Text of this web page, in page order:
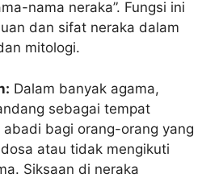
nama neraka”. Fungsi ini
dan sifat neraka dalam
mitologi.
Dalam banyak agama,
sebagai tempat
abadi bagi orang-orang yang
atau tidak mengikuti
Siksaan di neraka